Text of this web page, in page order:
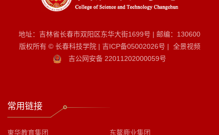
地址：吉林省长春市双阳区东华大街1699号 | 邮编：130600
版权所有 © 长春科技学院 | 吉ICP备05002026号 | 全景视频
吉公网安备 22011202000059号
常用链接
東华教育集团 东鳌鹿业集团